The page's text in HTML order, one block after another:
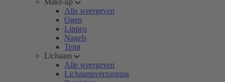
Make-up
Alle weergeven
Ogen
Lippen
Nagels
Teint
Lichaam
Alle weergeven
Lichaamsverzorging